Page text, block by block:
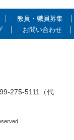
教員・職員募集
お問い合わせ
275-5111（代